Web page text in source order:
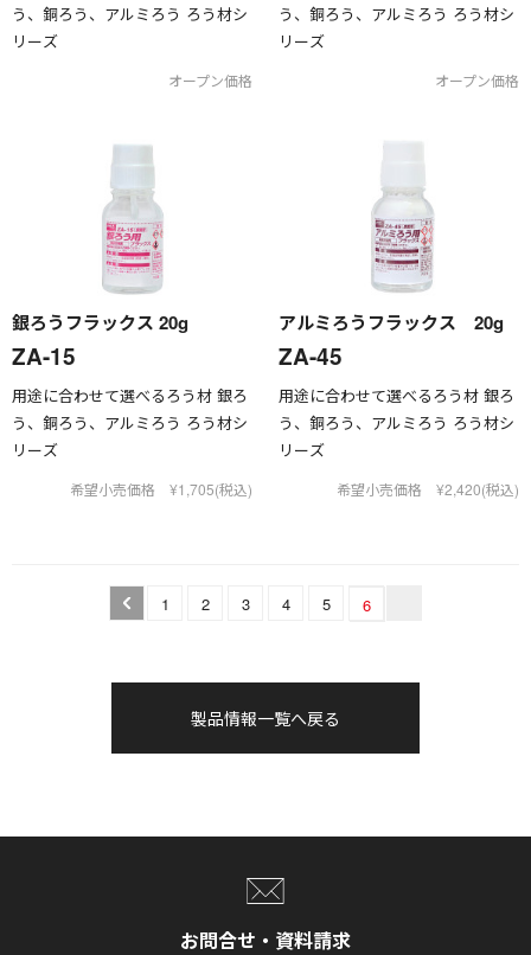
う、銅ろう、アルミろう ろう材シ
リーズ
オープン価格
う、銅ろう、アルミろう ろう材シ
リーズ
オープン価格
銀ろうフラックス 20g
ZA-15
用途に合わせて選べるろう材 銀ろ
う、銅ろう、アルミろう ろう材シ
リーズ
希望小売価格 ¥1,705(税込)
アルミろうフラックス 20g
ZA-45
用途に合わせて選べるろう材 銀ろ
う、銅ろう、アルミろう ろう材シ
リーズ
希望小売価格 ¥2,420(税込)
1 2 3 4 5 6
製品情報一覧へ戻る
お問合せ・資料請求